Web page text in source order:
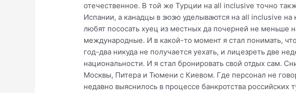
отечественное. В той же Турции на all inclusive точно
Испании, а канадцы в зюзю уделываются на all inclusive
любят пососать хуец из местных да почерней не меньше
международные. И в какой-то момент я стал понимать,
год-два никуда не получается уехать, и лицезреть две
национальности. И я стал бронировать свой отдых сам.
Москвы, Питера и Тюмени с Киевом. Где персонал не
недавно выяснилось в процессе банкротства российских